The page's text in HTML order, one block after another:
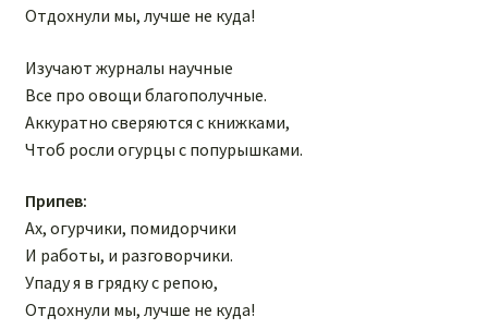
Отдохнули мы, лучше не куда!
Изучают журналы научные
Все про овощи благополучные.
Аккуратно сверяются с книжками,
Чтоб росли огурцы с попурышками.
Припев:
Ах, огурчики, помидорчики
И работы, и разговорчики.
Упаду я в грядку с репою,
Отдохнули мы, лучше не куда!